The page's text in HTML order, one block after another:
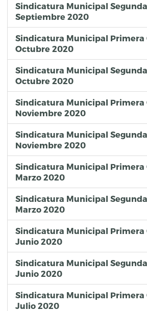
Sindicatura Municipal
Septiembre 2020
Sindicatura Municipal Primera
Octubre 2020
Sindicatura Municipal
Octubre 2020
Sindicatura Municipal Primera
Noviembre 2020
Sindicatura Municipal
Noviembre 2020
Sindicatura Municipal Primera
Marzo 2020
Sindicatura Municipal
Marzo 2020
Sindicatura Municipal Primera
Junio 2020
Sindicatura Municipal
Junio 2020
Sindicatura Municipal Primera
Julio 2020